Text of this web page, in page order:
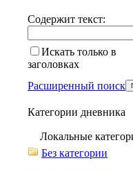
Содержит текст:
Искать только в
заголовках
Расширенный поиск
Категории дневника
Локальные
Без категории